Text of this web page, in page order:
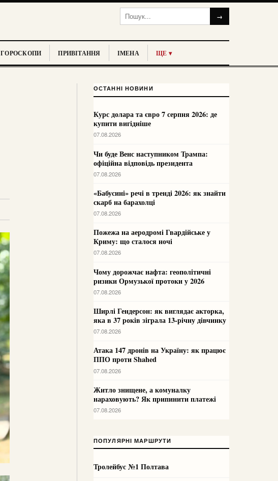
→
ГОРОСКОПИ ПРИВІТАННЯ ІМЕНА ЩЕ ▾
ОСТАННІ НОВИНИ
Курс долара та євро 7 серпня 2026: де
купити вигідніше
07.08.2026
Чи буде Венс наступником Трампа:
офіційна відповідь президента
07.08.2026
«Бабусині» речі в тренді 2026: як знайти
скарб на барахолці
07.08.2026
Пожежа на аеродромі Гвардійське у
Криму: що сталося ночі
07.08.2026
Чому дорожчає нафта: геополітичні
ризики Ормузької протоки у 2026
07.08.2026
Ширлі Гендерсон: як виглядає акторка,
яка в 37 років зіграла 13-річну дівчинку
07.08.2026
Атака 147 дронів на Україну: як працює
ППО проти Shahed
07.08.2026
Житло знищене, а комуналку
нараховують? Як припинити платежі
07.08.2026
ПОПУЛЯРНІ МАРШРУТИ
Тролейбус №1 Полтава